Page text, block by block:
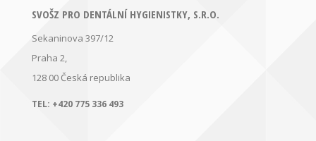
SVOŠZ PRO DENTÁLNÍ HYGIENISTKY, S.R.O.
Sekaninova 397/12
Praha 2,
128 00 Česká republika
TEL: +420 775 336 493